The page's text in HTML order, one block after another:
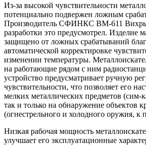
Из-за высокой чувствительности
потенциально подвержен ложным
Производитель СФИНКС ВМ-611 Вихрь
разработки это предусмотрел. Изделие
защищено от ложных срабатываний
автоматической корректировке
изменении температуры.
на работающие рядом с ним
устройство предусматривает ручную
чувствительности, что позволяет его
мелких металлических предметов (сим-
так и только на обнаружение объектов
(огнестрельного и холодного оружия, к
Низкая рабочая мощность
улучшает его эксплуатационные